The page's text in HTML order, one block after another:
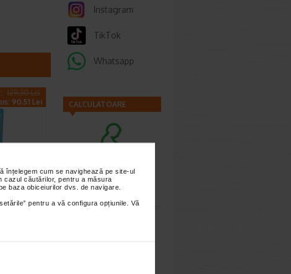
înțelegem cum se navighează pe site-ul
cazul căutărilor, pentru a măsura
baza obiceiurilor dvs. de navigare.
pentru a vă configura opțiunile. Vă
129,30 Lei
90.51 Lei
500…
Instagram
TikTok
Whatsapp
CALCULATOARE
Calculator
sarcina